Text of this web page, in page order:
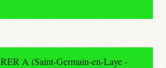
RER A (Saint-Germain-en-Laye -